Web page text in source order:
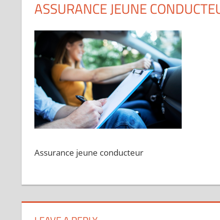
ASSURANCE JEUNE
Assurance jeune conducteur